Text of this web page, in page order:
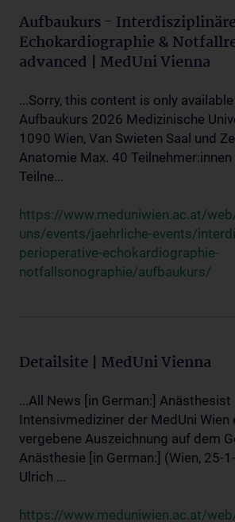
Aufbaukurs -
Echokardiographie &
advanced | MedUni Vienna
...Sorry, this content is only
Aufbaukurs 2026 Medizinische
1090 Wien, Van Swieten Saal und
Anatomie Max. 40
Teilne...
https://www.meduniwien.ac.at/
uns/events/jaehrliche-events/
perioperative-echokardiographie-
notfallsonographie/aufbaukurs/
Detailsite | MedUni Vienna
...All News [in German:] Anästhesist
Intensivmediziner der MedUni Wien
vergebene Auszeichnung auf dem
Anästhesie [in German:] (Wien, 25-
Ulrich ...
https://www.meduniwien.ac.at/